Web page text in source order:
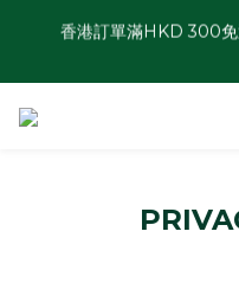
香港訂單滿HKD 300
香港訂單滿HKD 300